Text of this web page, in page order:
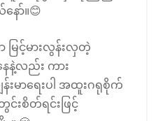
ော်။😊
မြင့်မားလွန်းလှတဲ့
နဲ့လည်း ကား
းမာရေးပါ အထူးဂရုစိုက်
င်းစိတ်ရင်းဖြင့်